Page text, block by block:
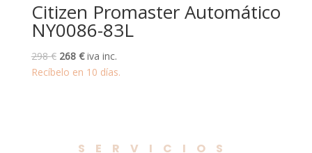
Citizen Promaster Automático
NY0086-83L
298€ El
precio
268 €El
precio
iva inc.
Recíbelo en 10 días.
SERVICIOS